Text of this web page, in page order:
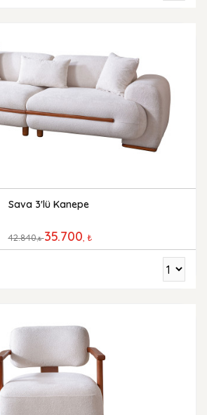
Sava 3'lü Kanepe
42.840,₺ 35.700, ₺